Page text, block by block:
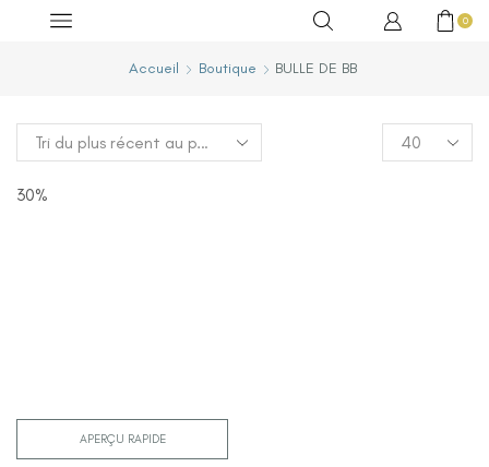
0
Accueil Boutique BULLE DE BB
30%
APERÇU RAPIDE